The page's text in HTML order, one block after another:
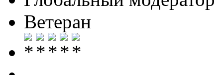
Ветеран